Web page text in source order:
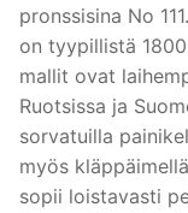
pronssisina No
on tyypillistä
mallit ovat
Ruotsissa ja
sorvatuilla
myös
sopii loistavasti